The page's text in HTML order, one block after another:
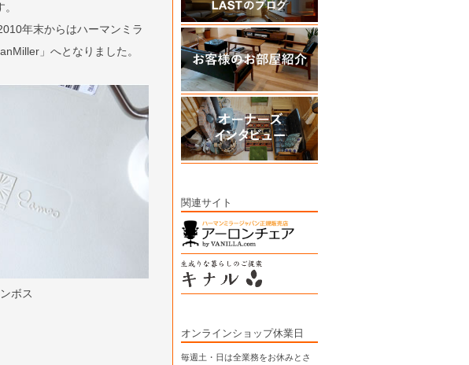
年末からはハーマンミラ
」へとなりました。
ボス
関連サイト
オンラインショップ休業日
毎週土・日は全業務をお休みとさ